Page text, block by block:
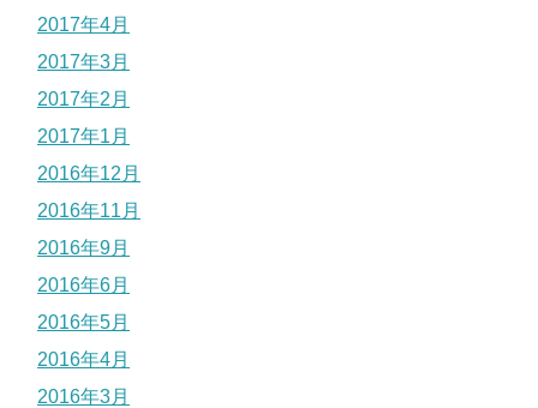
2017年4月
2017年3月
2017年2月
2017年1月
2016年12月
2016年11月
2016年9月
2016年6月
2016年5月
2016年4月
2016年3月